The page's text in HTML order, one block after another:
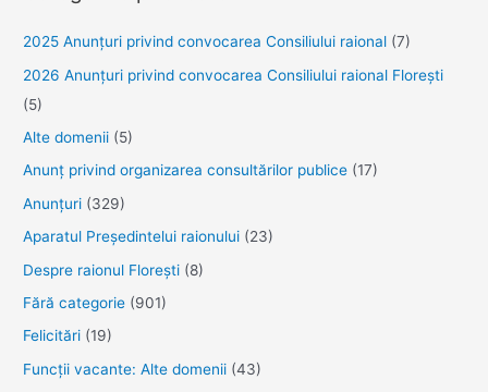
2025 Anunţuri privind convocarea Consiliului raional (7)
2026 Anunțuri privind convocarea Consiliului raional Florești
(5)
Alte domenii (5)
Anunţ privind organizarea consultărilor publice (17)
Anunţuri (329)
Aparatul Preşedintelui raionului (23)
Despre raionul Floreşti (8)
Fără categorie (901)
Felicitări (19)
Funcţii vacante: Alte domenii (43)